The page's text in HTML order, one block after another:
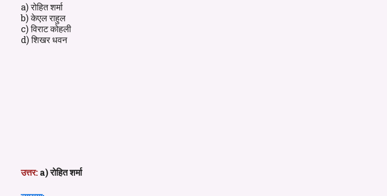
a) रोहित शर्मा
b) केएल राहुल
c) विराट कोहली
d) शिखर धवन
उत्तर: a) रोहित शर्मा